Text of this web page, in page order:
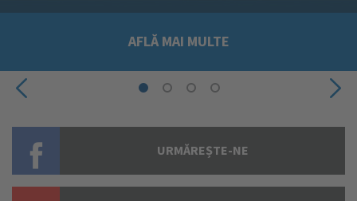
AFLĂ MAI MULTE
URMĂREȘTE-NE